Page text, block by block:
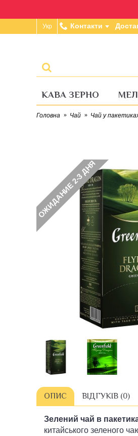
Укр Контакти
КАВА ЗЕРНО
Головна Чай Чай у
ОЖИДАНИЕ 2-3 ДНЯ
ОПИС ВІДГУКІВ (0)
Зелений чай в
китайського зеленого